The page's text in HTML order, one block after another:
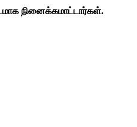
நினைக்கமாட்டார்கள்.